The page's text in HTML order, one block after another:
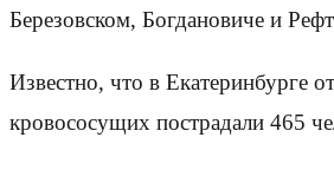
Березовском, Богдановиче и
Известно, что в Екатеринбурге
кровососущих пострадали 465